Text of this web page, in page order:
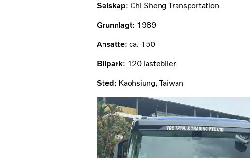
Selskap: Chi Sheng Transportation
Grunnlagt: 1989
Ansatte: ca. 150
Bilpark: 120 lastebiler
Sted: Kaohsiung, Taiwan